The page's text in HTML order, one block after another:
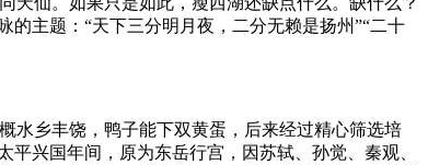
主题：“天下三分明月夜，二分无赖是扬州”“二十
水乡丰饶，鸭子能下双黄蛋，后来经过精心筛选培
兴国年间，原为东岳行宫，因苏轼、孙觉、秦观、